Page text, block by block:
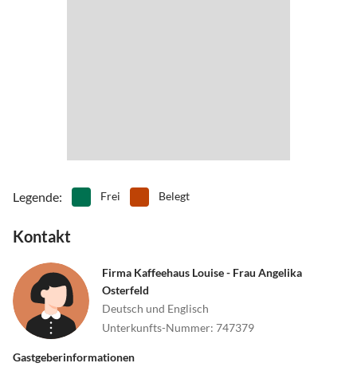
Legende: Frei Belegt
Kontakt
Firma Kaffeehaus Louise - Frau Angelika
Osterfeld
Deutsch und Englisch
Unterkunfts-Nummer: 747379
Gastgeberinformationen